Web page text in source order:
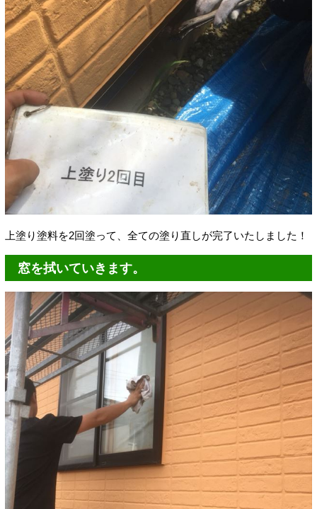
上塗り塗料を2回塗って、全ての塗り直しが完了いたしました！
窓を拭いていきます。